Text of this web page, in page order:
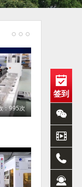
：995次
签到